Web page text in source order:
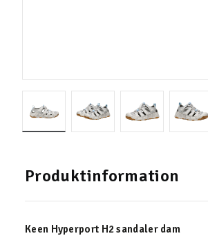
Produktinformation
Keen Hyperport H2 sandaler dam